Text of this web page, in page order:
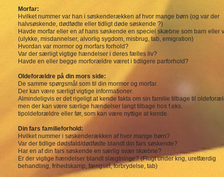
Morfar:
Hvilket nummer var han i søskenderækken af hvor mange børn (og var der
halvsøskende, dødfødte eller tidligt døde søskende ?)
Havde morfar eller en af hans søskende en speciel skæbne som barn eller
(ulykke, misdannelser, alvorlig sygdom, misbrug, tab, emigration)
Hvordan var mormor og morfars forhold?
Var der særligt vigtige hændelser i deres fælles liv?
Havde en eller begge morforældre været i tidligere parforhold?
Oldeforældre på din mors side:
De samme spørgsmål som til din mormor og morfar.
Der kan være særligt vigtige informationer.
Almindeligvis er det rigeligt at kende fakta om sin familie tilbage til
men der kan være særlige hændelser langt tilbage hos f.eks.
tipoldeforældre eller før, som kan være nyttige at kende.
Din fars familieforhold:
Hvilket nummer i søskenderækken af hvor mange børn?
Var der tidlige dødsfald/dødfødte blandt din fars søskende?
Har en af din fars søskende en særlig svær skæbne?
Er der vigtige hændelser blandt slægtninge? (Flugt under krig, uretfærdig
behandling, frihedskamp, fængsel, forbrydelse, tab)